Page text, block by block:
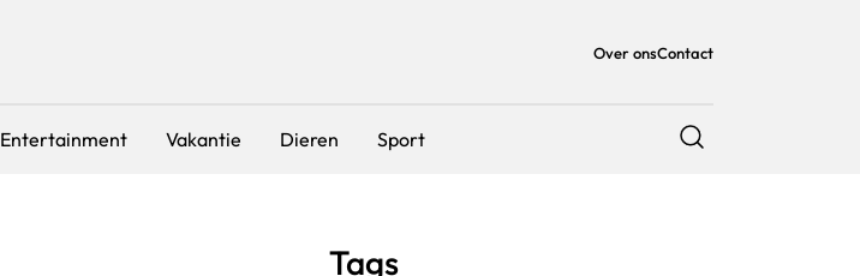
Over onsContact
Entertainment Vakantie Dieren Sport
Tags